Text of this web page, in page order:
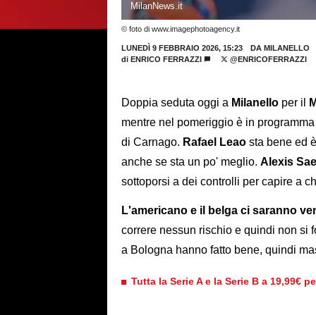
MilanNews.it
© foto di www.imagephotoagency.it
LUNEDÌ 9 FEBBRAIO 2026, 15:23
DA MILANELLO
di ENRICO FERRAZZI @ENRICOFERRAZZI
Doppia seduta oggi a Milanello per il
mentre nel pomeriggio è in
di Carnago. Rafael Leao sta bene ed
anche se sta un po' meglio. Alexis
sottoporsi a dei controlli per capire a
L'americano e il belga ci saranno
correre nessun rischio e quindi non si
a Bologna hanno fatto bene, quindi
Tutta la Serie A e la Serie B a 19,99€